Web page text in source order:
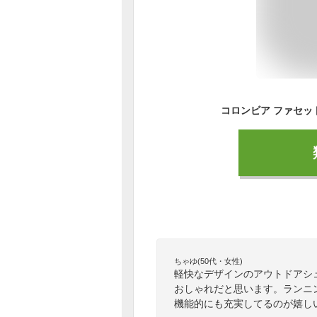
ちゃゆ(50代・女性)
軽快なデザインのアウトドア
おしゃれだと思います。ラン
機能的にも充実してるのが嬉し